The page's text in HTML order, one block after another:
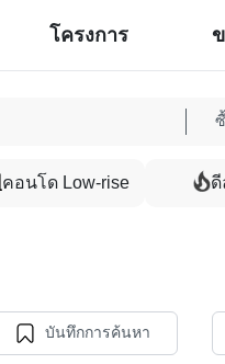
โครงการ
คอนโด Low-rise ดี
บันทึกการค้นหา